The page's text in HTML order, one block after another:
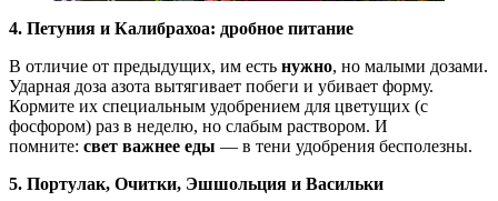
4. Петуния и Калибрахоа: дробное питание
В отличие от предыдущих, им есть нужно, но малыми дозами.
Ударная доза азота вытягивает побеги и убивает форму.
Кормите их специальным удобрением для цветущих (с
фосфором) раз в неделю, но слабым раствором. И
помните: свет важнее еды — в тени удобрения бесполезны.
5. Портулак, Очитки, Эшшольция и Васильки